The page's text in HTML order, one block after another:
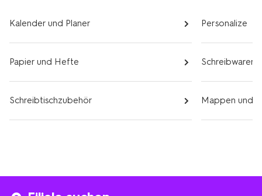
Kalender und Planer
Papier und Hefte
Schreibtischzubehör
Personalize
Schreibwaren
Mappen und